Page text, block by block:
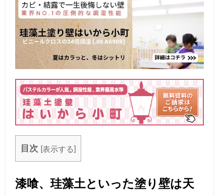
目次 [表示する]
漆喰、珪藻土といった塗り壁は天